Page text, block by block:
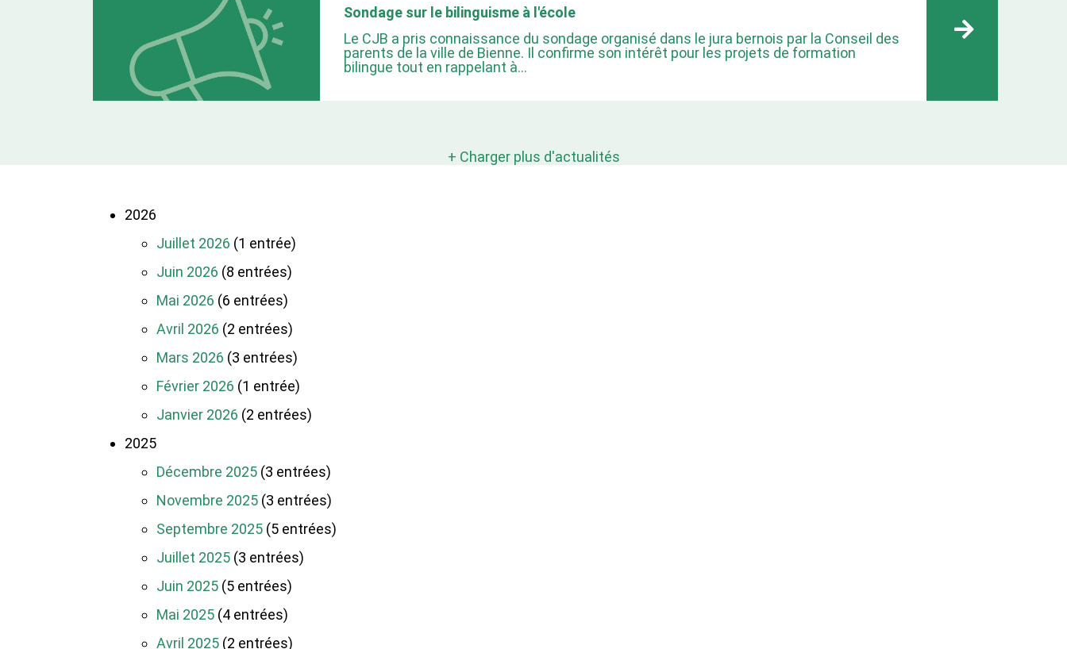
Sondage sur le bilinguisme à l'école
Le CJB a pris connaissance du sondage organisé dans le jura bernois par la Conseil des
parents de la ville de Bienne. Il confirme son intérêt pour les projets de formation
bilingue tout en rappelant à…
+ Charger plus d'actualités
2026
Juillet 2026 (1 entrée)
Juin 2026 (8 entrées)
Mai 2026 (6 entrées)
Avril 2026 (2 entrées)
Mars 2026 (3 entrées)
Février 2026 (1 entrée)
Janvier 2026 (2 entrées)
2025
Décembre 2025 (3 entrées)
Novembre 2025 (3 entrées)
Septembre 2025 (5 entrées)
Juillet 2025 (3 entrées)
Juin 2025 (5 entrées)
Mai 2025 (4 entrées)
Avril 2025 (2 entrées)